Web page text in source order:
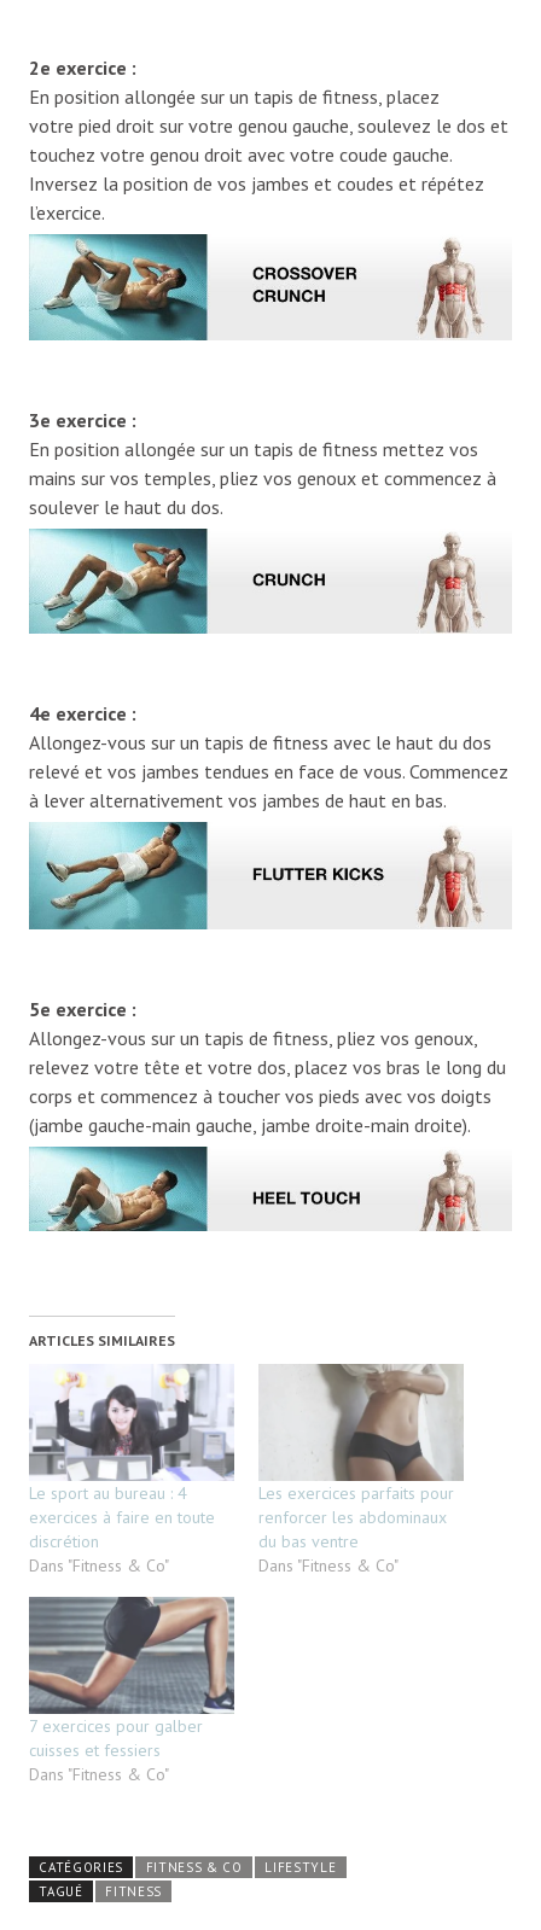
2e exercice :
En position allongée sur un tapis de fitness, placez
votre pied droit sur votre genou gauche, soulevez le dos et
touchez votre genou droit avec votre coude gauche.
Inversez la position de vos jambes et coudes et répétez
l’exercice.
3e exercice :
En position allongée sur un tapis de fitness mettez vos
mains sur vos temples, pliez vos genoux et commencez à
soulever le haut du dos.
4e exercice :
Allongez-vous sur un tapis de fitness avec le haut du dos
relevé et vos jambes tendues en face de vous. Commencez
à lever alternativement vos jambes de haut en bas.
5e exercice :
Allongez-vous sur un tapis de fitness, pliez vos genoux,
relevez votre tête et votre dos, placez vos bras le long du
corps et commencez à toucher vos pieds avec vos doigts
(jambe gauche-main gauche, jambe droite-main droite).
ARTICLES SIMILAIRES
Le sport au bureau : 4
exercices à faire en toute
discrétion
Dans "Fitness & Co"
Les exercices parfaits pour
renforcer les abdominaux
du bas ventre
Dans "Fitness & Co"
7 exercices pour galber
cuisses et fessiers
Dans "Fitness & Co"
CATÉGORIES FITNESS & CO
LIFESTYLE
TAGUÉ
FITNESS